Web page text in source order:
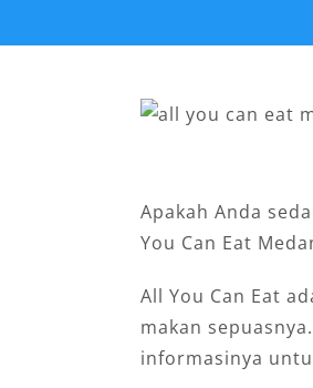
Apakah Anda
You Can Eat
All You Can Eat
makan
informasinya